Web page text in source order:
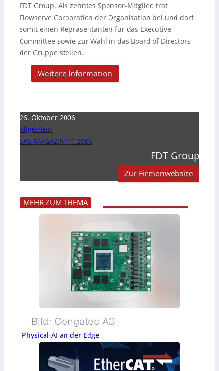
FDT Group. Als zehntes Sponsor-Mitglied trat
Flowserve Corporation der Organisation bei und darf
somit einen Repräsentanten für das Executive
Committee sowie zur Wahl in das Board of Directors
der Gruppe stellen.
Weitere Information
26. Oktober 2006
Allgemein
SPS-MAGAZIN 11 2006
FDT Group
Zur Firmenwebsite
MEHR ZUM THEMA
Bild: Congatec AG
Physical-AI an der Edge